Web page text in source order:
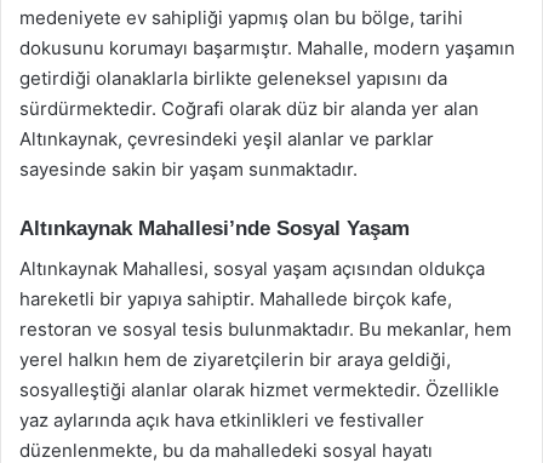
medeniyete ev sahipliği yapmış olan bu bölge, tarihi
dokusunu korumayı başarmıştır. Mahalle, modern yaşamın
getirdiği olanaklarla birlikte geleneksel yapısını da
sürdürmektedir. Coğrafi olarak düz bir alanda yer alan
Altınkaynak, çevresindeki yeşil alanlar ve parklar
sayesinde sakin bir yaşam sunmaktadır.
Altınkaynak Mahallesi’nde Sosyal Yaşam
Altınkaynak Mahallesi, sosyal yaşam açısından oldukça
hareketli bir yapıya sahiptir. Mahallede birçok kafe,
restoran ve sosyal tesis bulunmaktadır. Bu mekanlar, hem
yerel halkın hem de ziyaretçilerin bir araya geldiği,
sosyalleştiği alanlar olarak hizmet vermektedir. Özellikle
yaz aylarında açık hava etkinlikleri ve festivaller
düzenlenmekte, bu da mahalledeki sosyal hayatı